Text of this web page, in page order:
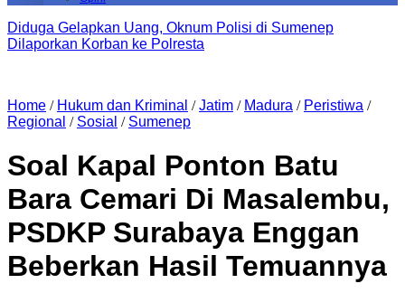
Diduga Gelapkan Uang, Oknum Polisi di Sumenep
Dilaporkan Korban ke Polresta
Home / Hukum dan Kriminal /Jatim / Madura / Peristiwa /
Regional / Sosial / Sumenep
Soal Kapal Ponton Batu
Bara Cemari Di Masalembu,
PSDKP Surabaya Enggan
Beberkan Hasil Temuannya